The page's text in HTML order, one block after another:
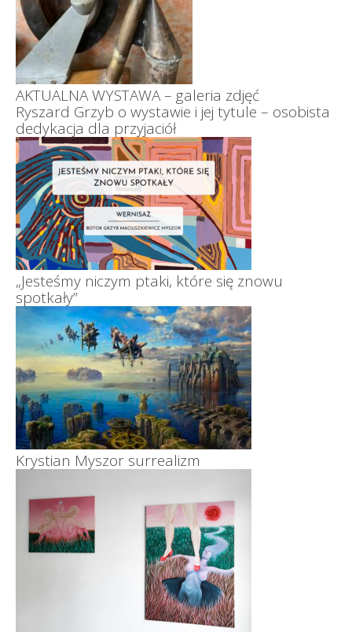
AKTUALNA WYSTAWA – galeria zdjęć
Ryszard Grzyb o wystawie i jej tytule – osobista
dedykacja dla przyjaciół
„Jesteśmy niczym ptaki, które się znowu
spotkały”
Krystian Myszor surrealizm